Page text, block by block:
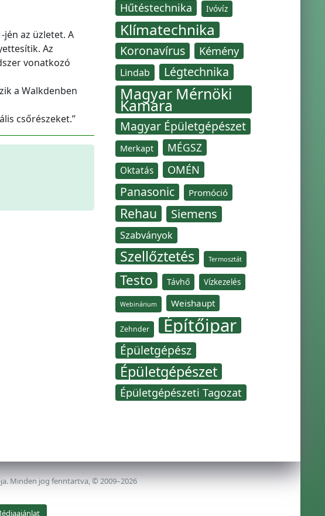
az üzletet. A
Az
vonatkozó
a Walkdenben
csőrészeket.”
Hűtéstechnika Ivóvíz
Klímatechnika
Koronavírus Kémény
Lindab Légtechnika
Magyar Mérnöki
Kamara
Magyar Épületgépészet
Merkapt MÉGSZ
Oktatás OMÉN
Panasonic Promóció
Rehau Siemens
Szabványok
Szellőztetés Termosztát
Testo Távhő Vízkezelés
Webinárium Weishaupt
Zehnder Építőipar
Épületgépész
Épületgépészet
Épületgépészeti Tagozat
Minden jog fenntartva, © 2009–2026